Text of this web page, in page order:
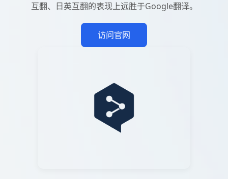
互翻、日英互翻的表现上远胜于Google翻译。
访问官网